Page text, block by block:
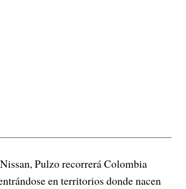
Pulzo recorrerá Colombia
en territorios donde nacen